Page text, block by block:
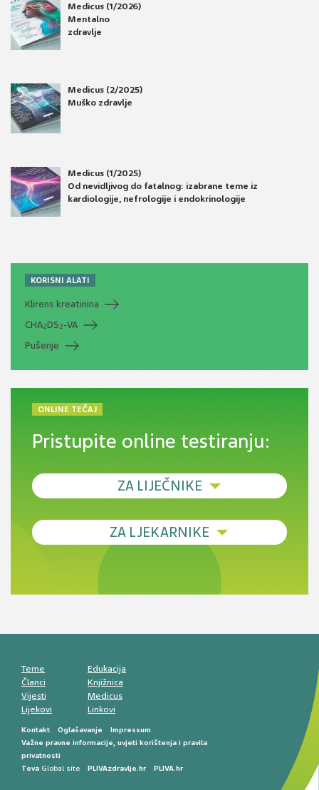
Medicus (1/2026)
Mentalno
zdravlje
Medicus (2/2025)
Muško zdravlje
Medicus (1/2025)
Od nevidljivog do fatalnog: izabrane teme iz
kardiologije, nefrologije i endokrinologije
KORISNI ALATI
Klirens kreatinina
CHA2DS2-VA
Pušenje
ONLINE TEČAJ
Pristupite online testiranju:
ZA LIJEČNIKE
Debljina - od prevencije do personalizirane
Novi pogled na migrenu: komorbiditeti, spolne
razlike i nove terapije
smetnji do rane onkološke dijagnostike
ZA LJEKARNIKE
Antikoagulansi u ljekarničkoj praksi –
Teme
Članci
Vijesti
Lijekovi
Edukacija
Knjižnica
Medicus
Linkovi
Kontakt Oglašavanje
Impressum
Važne pravne informacije, uvjeti korištenja i pravila
privatnosti
Teva Global site PLIVAzdravlje.hr PLIVA.hr